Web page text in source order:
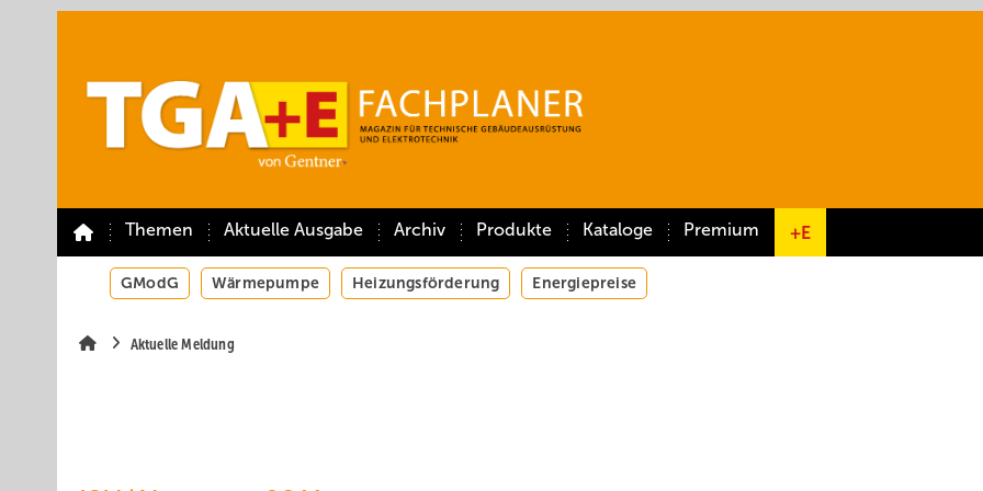
Themen Aktuelle Ausgabe Archiv Produkte Kataloge Premium +E
GModG Wärmepumpe Heizungsförderung Energiepreise
Aktuelle Meldung